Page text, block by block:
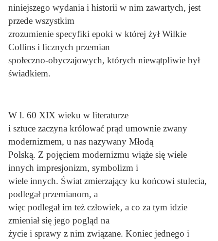
niniejszego wydania i historii w nim zawartych, jest
przede wszystkim
zrozumienie specyfiki epoki w której żył Wilkie
Collins i licznych przemian
społeczno-obyczajowych, których niewątpliwie był
świadkiem.
W l. 60 XIX wieku w literaturze
i sztuce zaczyna królować prąd umownie zwany
modernizmem, u nas nazywany Młodą
Polską. Z pojęciem modernizmu wiąże się wiele
innych impresjonizm, symbolizm i
wiele innych. Świat zmierzający ku końcowi stulecia,
podlegał przemianom, a
więc podlegał im też człowiek, a co za tym idzie
zmieniał się jego pogląd na
życie i sprawy z nim związane. Koniec jednego i